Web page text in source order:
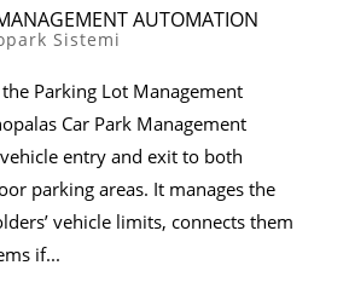
AUTOMATION
Sistemi
Parking Lot Management
Car Park Management
entry and exit to both
parking areas. It manages the
vehicle limits, connects them
if...